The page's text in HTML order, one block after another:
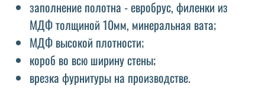
заполнение полотна - евробрус, филенки из
МДФ толщиной 10мм, минеральная вата;
МДФ высокой плотности;
короб во всю ширину стены;
врезка фурнитуры на производстве.